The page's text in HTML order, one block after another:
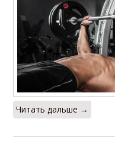
Читать дальше →